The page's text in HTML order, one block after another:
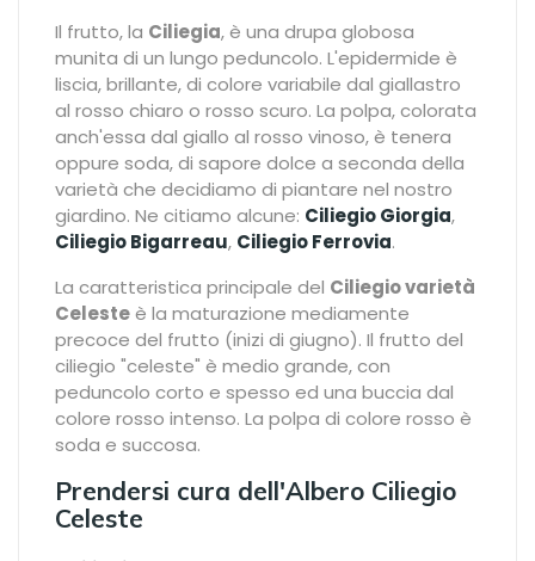
Il frutto, la Ciliegia, è una drupa globosa
munita di un lungo peduncolo. L'epidermide è
liscia, brillante, di colore variabile dal giallastro
al rosso chiaro o rosso scuro. La polpa, colorata
anch'essa dal giallo al rosso vinoso, è tenera
oppure soda, di sapore dolce a seconda della
varietà che decidiamo di piantare nel nostro
giardino. Ne citiamo alcune: Ciliegio Giorgia,
Ciliegio Bigarreau, Ciliegio Ferrovia.
La caratteristica principale del Ciliegio varietà
Celesteè la maturazione mediamente
precoce del frutto (inizi di giugno). Il frutto del
ciliegio "celeste" è medio grande, con
peduncolo corto e spesso ed una buccia dal
colore rosso intenso. La polpa di colore rosso è
soda e succosa.
Prendersi cura dell'Albero Ciliegio
Celeste